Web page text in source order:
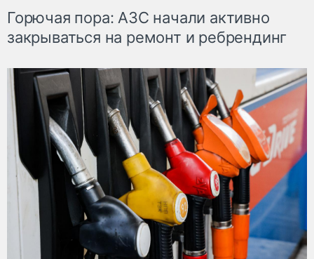
Горючая пора: АЗС начали активно
закрываться на ремонт и ребрендинг